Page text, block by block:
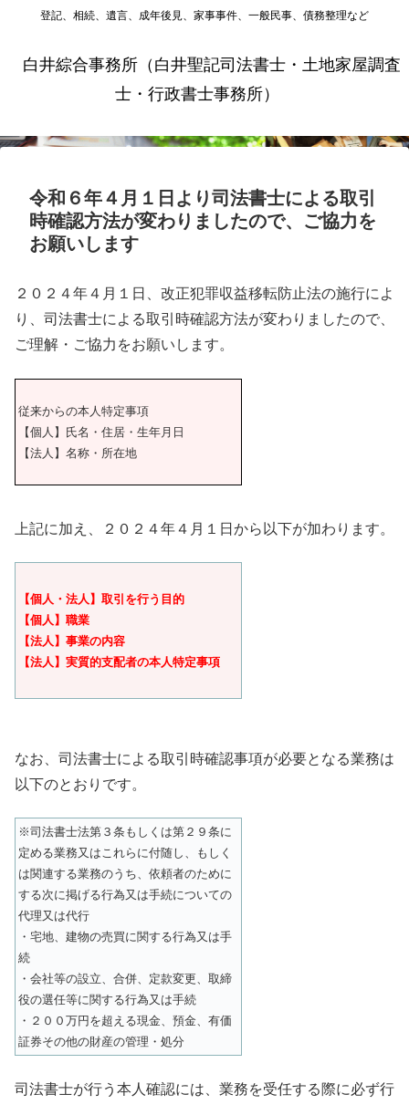
登記、相続、遺言、成年後見、家事事件、一般民事、債務整理など
白井綜合事務所（白井聖記司法書士・土地家屋調査
士・行政書士事務所）
令和６年４月１日より司法書士による取引
時確認方法が変わりましたので、ご協力を
お願いします
２０２４年４月１日、改正犯罪収益移転防止法の施行によ
り、司法書士による取引時確認方法が変わりましたので、
ご理解・ご協力をお願いします。
従来からの本人特定事項
【個人】氏名・住居・生年月日
【法人】名称・所在地
上記に加え、２０２４年４月１日から以下が加わります。
【個人・法人】取引を行う目的
【個人】職業
【法人】事業の内容
【法人】実質的支配者の本人特定事項
なお、司法書士による取引時確認事項が必要となる業務は
以下のとおりです。
※司法書士法第３条もしくは第２９条に
定める業務又はこれらに付随し、もしく
は関連する業務のうち、依頼者のために
する次に掲げる行為又は手続についての
代理又は代行
・宅地、建物の売買に関する行為又は手
続
・会社等の設立、合併、定款変更、取締
役の選任等に関する行為又は手続
・２００万円を超える現金、預金、有価
証券その他の財産の管理・処分
司法書士が行う本人確認には、業務を受任する際に必ず行